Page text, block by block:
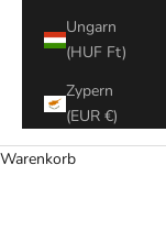
Ungarn
(HUF Ft)
Zypern
(EUR €)
Warenkorb